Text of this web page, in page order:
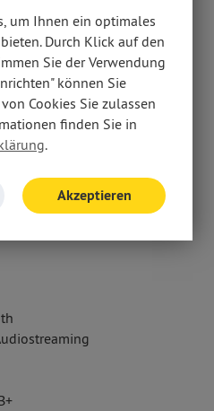
um Ihnen ein optimales
Durch Klick auf den
Sie der Verwendung
können Sie
Cookies Sie zulassen
finden Sie in
.
Akzeptieren